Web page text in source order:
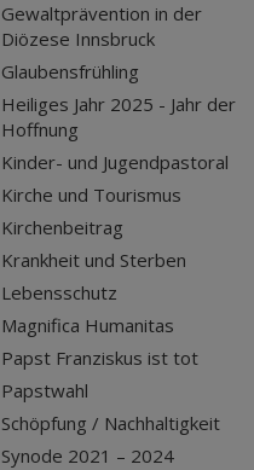
Gewaltprävention in der
Diözese Innsbruck
Glaubensfrühling
Heiliges Jahr 2025 - Jahr der
Hoffnung
Kinder- und Jugendpastoral
Kirche und Tourismus
Kirchenbeitrag
Krankheit und Sterben
Lebensschutz
Magnifica Humanitas
Papst Franziskus ist tot
Papstwahl
Schöpfung / Nachhaltigkeit
Synode 2021 – 2024